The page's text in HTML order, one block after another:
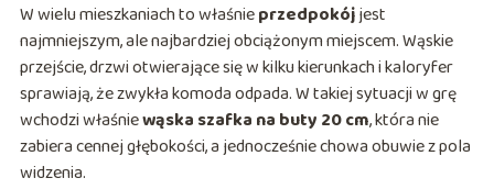
W wielu mieszkaniach to właśnieprzedpokójjest
najmniejszym, ale najbardziej obciążonym miejscem. Wąskie
przejście, drzwi otwierające się w kilku kierunkach i kaloryfer
sprawiają, że zwykła komoda odpada. W takiej sytuacji w grę
wchodzi właśniewąska szafka na buty 20 cm, która nie
zabiera cennej głębokości, a jednocześnie chowa obuwie z pola
widzenia.